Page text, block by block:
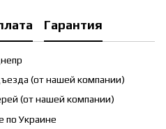
Гарантия
(от нашей компании)
(от нашей компании)
по Украине